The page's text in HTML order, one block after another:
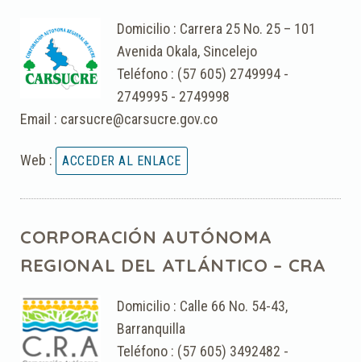
Domicilio : Carrera 25 No. 25 – 101
Avenida Okala, Sincelejo
Teléfono : (57 605) 2749994 -
2749995 - 2749998
Email : carsucre@carsucre.gov.co
Web :
CORPORACIÓN AUTÓNOMA
REGIONAL DEL ATLÁNTICO – CRA
Domicilio : Calle 66 No. 54-43,
Barranquilla
Teléfono : (57 605) 3492482 -